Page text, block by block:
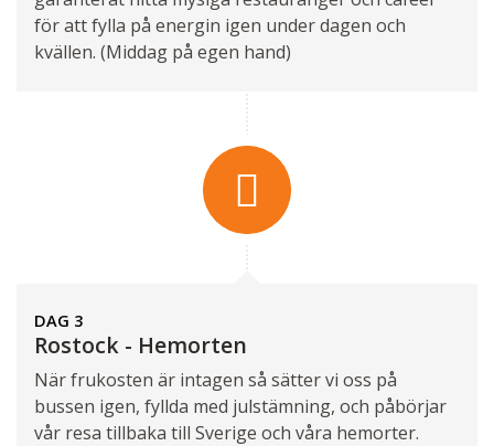
för att fylla på energin igen under dagen och
kvällen. (Middag på egen hand)
DAG 3
Rostock - Hemorten
När frukosten är intagen så sätter vi oss på
bussen igen, fyllda med julstämning, och påbörjar
vår resa tillbaka till Sverige och våra hemorter.